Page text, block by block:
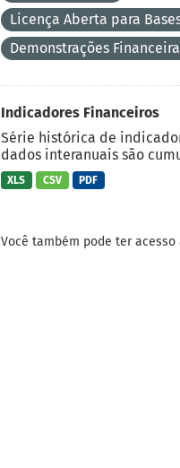
Licença Aberta para
Demonstrações
Indicadores Financeiros
Série histórica de
dados interanuais são
XLS CSV PDF
Você também pode ter